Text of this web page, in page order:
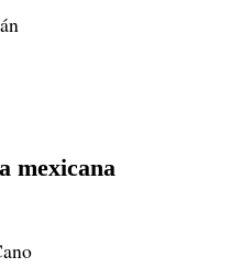
mexicana